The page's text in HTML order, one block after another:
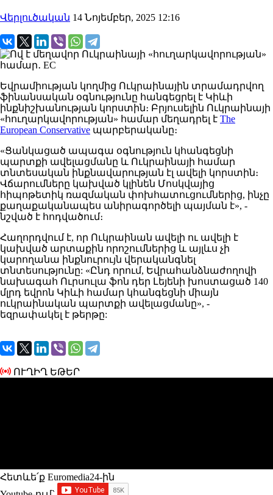
Վերլուծական 14 Նոյեմբեր, 2025 12:16
Եվրամիության կողմից Ուկրաինային տրամադրվող
ֆինանսական օգնությունը հանգեցրել է Կիևի
ինքնիշխանության կորստին։ Բրյուսելին Ուկրաինայի
«հուղարկավորության» համար մեղադրել է The
European Conservative պարբերականը։
«Ցանկացած ապագա օգնություն կհանգեցնի
պարտքի ավելացմանը և Ուկրաինայի համար
տնտեսական ինքնավարության էլ ավելի կորստին։
Վճարումները կախված կլինեն Մոսկվայից
հիպոթետիկ ռազմական փոխհատուցումներից, ինչը
քաղաքականապես անիրագործելի պայման է», -
նշված է հոդվածում։
Հաղորդվում է, որ Ուկրաինան ավելի ու ավելի է
կախված արտաքին որոշումներից և այլևս չի
կարողանա ինքնուրույն վերականգնել
տնտեսությունը: «Ընդ որում, Եվրահանձնաժողովի
նախագահ Ուրսուլա ֆոն դեր Լեյենի խոստացած 140
մլրդ եվրոն Կիևի համար կհանգեցնի միայն
ուկրաինական պարտքի ավելացմանը», -
եզրափակել է թերթը:
ՈՒՂԻՂ ԵԹԵՐ
Հետևե՛ք Euromedia24-ին